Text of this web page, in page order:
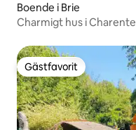
Boende i Brie
Charmigt hus i Charente
Gästfavorit
Gästfavorit